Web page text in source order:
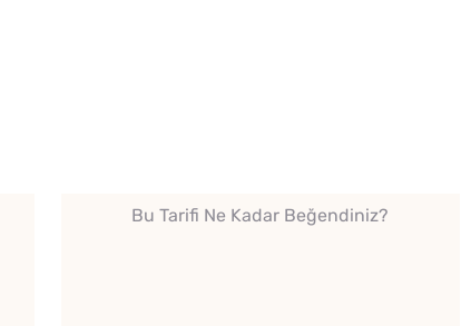
Bu Tarifi Ne Kadar Beğendiniz?
Tek